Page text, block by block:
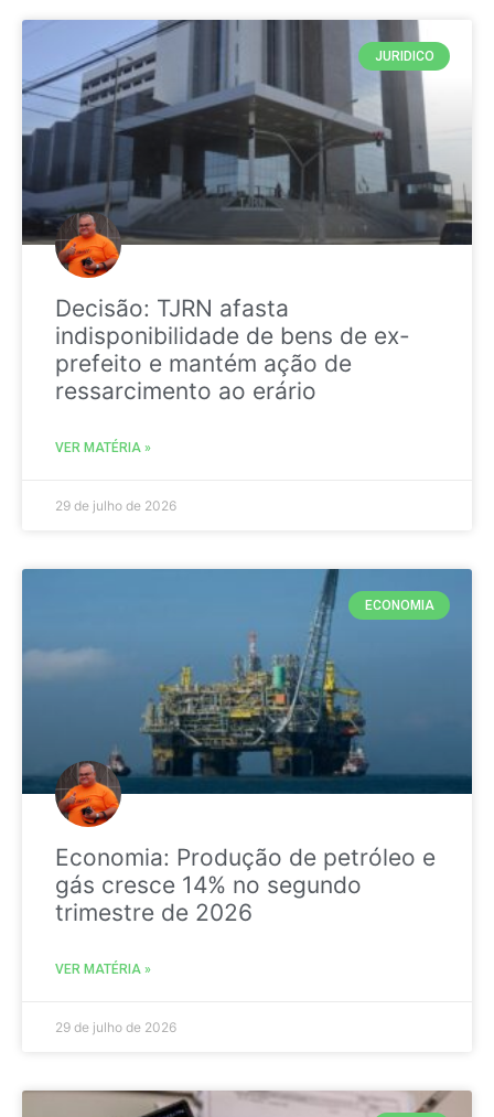
JURIDICO
Decisão: TJRN afasta
indisponibilidade de bens de ex-
prefeito e mantém ação de
ressarcimento ao erário
VER MATÉRIA »
29 de julho de 2026
ECONOMIA
Economia: Produção de petróleo e
gás cresce 14% no segundo
trimestre de 2026
VER MATÉRIA »
29 de julho de 2026